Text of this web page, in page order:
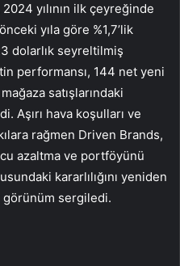
yılının ilk çeyreğinde
yıla göre %1,7’lik
dolarlık seyreltilmiş
performansı, 144 net yeni
satışlarındaki
Aşırı hava koşulları ve
rağmen Driven Brands,
azaltma ve portföyünü
kararlılığını yeniden
sergiledi.